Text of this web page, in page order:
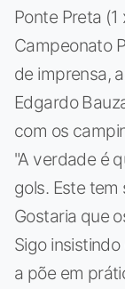
Ponte Preta
Campeonato
de imprensa,
Edgardo
com os
"A verdade é
gols. Este
Gostaria que
Sigo
a põe em